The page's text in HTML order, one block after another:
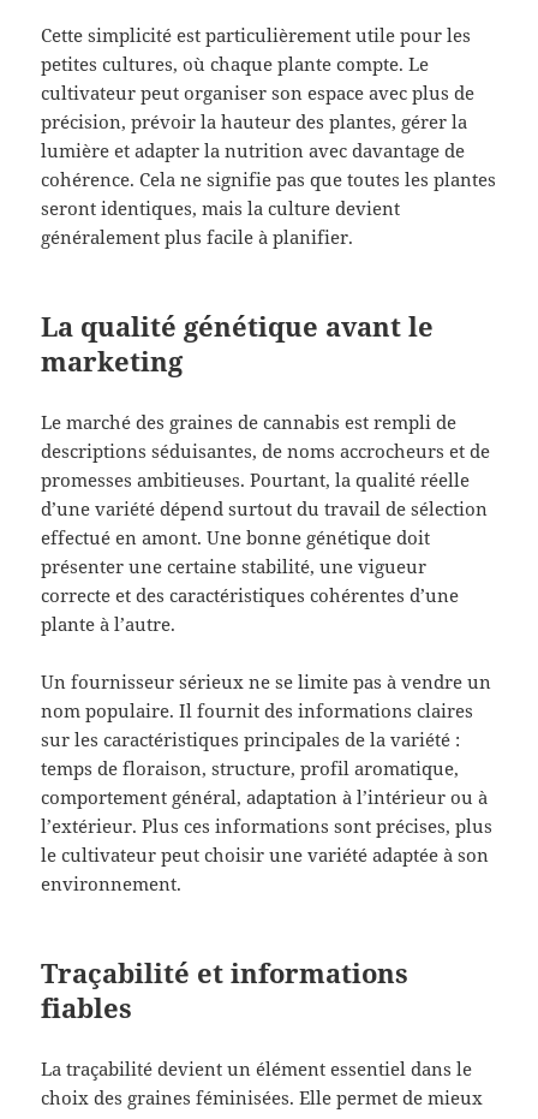
Cette simplicité est particulièrement utile pour les
petites cultures, où chaque plante compte. Le
cultivateur peut organiser son espace avec plus de
précision, prévoir la hauteur des plantes, gérer la
lumière et adapter la nutrition avec davantage de
cohérence. Cela ne signifie pas que toutes les plantes
seront identiques, mais la culture devient
généralement plus facile à planifier.
La qualité génétique avant le
marketing
Le marché des graines de cannabis est rempli de
descriptions séduisantes, de noms accrocheurs et de
promesses ambitieuses. Pourtant, la qualité réelle
d’une variété dépend surtout du travail de sélection
effectué en amont. Une bonne génétique doit
présenter une certaine stabilité, une vigueur
correcte et des caractéristiques cohérentes d’une
plante à l’autre.
Un fournisseur sérieux ne se limite pas à vendre un
nom populaire. Il fournit des informations claires
sur les caractéristiques principales de la variété :
temps de floraison, structure, profil aromatique,
comportement général, adaptation à l’intérieur ou à
l’extérieur. Plus ces informations sont précises, plus
le cultivateur peut choisir une variété adaptée à son
environnement.
Traçabilité et informations
fiables
La traçabilité devient un élément essentiel dans le
choix des graines féminisées. Elle permet de mieux